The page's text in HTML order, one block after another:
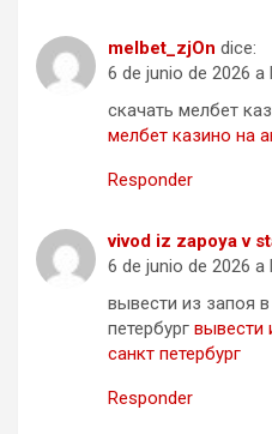
melbet_zjOn dice:
6 de junio de 2026 a
скачать мелбет
мелбет казино на
Responder
vivod iz zapoya v
6 de junio de 2026 a
вывести из запоя
петербург вывести
санкт петербург
Responder